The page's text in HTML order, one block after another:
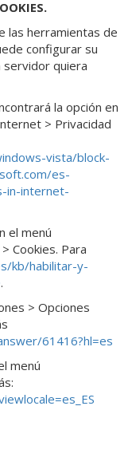
las herramientas de
configurar su
servidor quiera
la opción en
> Privacidad
vista/block-
es-
in-internet-
el menú
Cookies. Para
kb/habilitar-y-
.
> Opciones
61416?hl=es
menú